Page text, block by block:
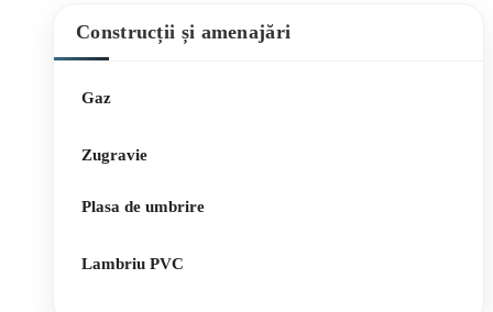
Construcții și amenajări
Gaz
Zugravie
Plasa de umbrire
Lambriu PVC